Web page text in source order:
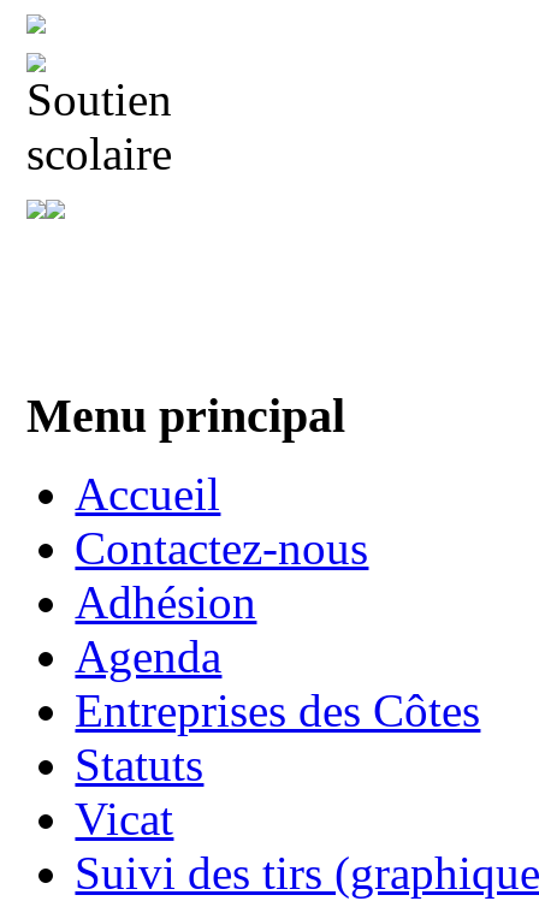
Menu principal
Accueil
Contactez-nous
Adhésion
Agenda
Entreprises des Côtes
Statuts
Vicat
Suivi des tirs